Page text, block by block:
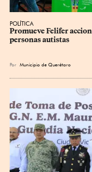
POLÍTICA
Promueve Felifer
personas autistas
Por Municipio de Querétaro